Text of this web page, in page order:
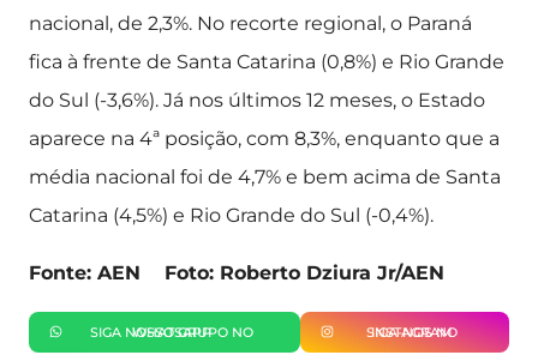
nacional, de 2,3%. No recorte regional, o Paraná
fica à frente de Santa Catarina (0,8%) e Rio Grande
do Sul (-3,6%). Já nos últimos 12 meses, o Estado
aparece na 4ª posição, com 8,3%, enquanto que a
média nacional foi de 4,7% e bem acima de Santa
Catarina (4,5%) e Rio Grande do Sul (-0,4%).
Fonte: AEN Foto: Roberto Dziura Jr/AEN
SIGA NOSSO GRUPO NO WHATSAPP SIGA-NOS NO INSTAGRAM